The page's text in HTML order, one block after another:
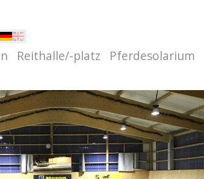
Reithalle/-platz Pferdesolarium